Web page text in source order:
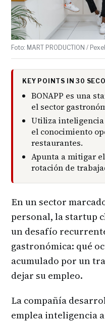
Foto: MART PRODUCTION /
KEY POINTS IN 30
BONAPP es una
el sector
Utiliza
el conocimiento
restaurantes.
Apunta a mitigar
rotación de
En un sector
personal, la startup
un desafío
gastronómica: qué
acumulado por un
dejar su empleo.
La compañía
emplea inteligencia